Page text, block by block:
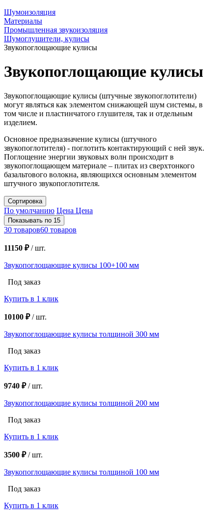
Шумоизоляция
Материалы
Промышленная звукоизоляция
Шумоглушители, кулисы
Звукопоглощающие кулисы
Звукопоглощающие кулисы
Звукопоглощающие кулисы (штучные звукопоглотители)
могут являться как элементом снижающей шум системы, в
том числе и пластинчатого глушителя, так и отдельным
изделием.
Основное предназначение кулисы (штучного
звукопоглотителя) - поглотить контактирующий с ней звук.
Поглощение энергии звуковых волн происходит в
звукопоглощающем материале – плитах из сверхтонкого
базальтового волокна, являющихся основным элементом
штучного звукопоглотителя.
Сортировка
По умолчанию Цена Цена
Показывать по 15
30 товаров60 товаров
11150 ₽/шт.
Звукопоглощающие кулисы 100+100 мм
Под заказ
Купить в 1 клик
10100 ₽/шт.
Звукопоглощающие кулисы толщиной 300 мм
Под заказ
Купить в 1 клик
9740 ₽/шт.
Звукопоглощающие кулисы толщиной 200 мм
Под заказ
Купить в 1 клик
3500 ₽/шт.
Звукопоглощающие кулисы толщиной 100 мм
Под заказ
Купить в 1 клик